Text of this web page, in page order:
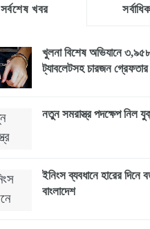
সর্বশেষ খবর
খুলনা বিশেষ অভিযানে ৩,৯৫৮
ট্যাবলেটসহ চারজন গ্রেফতার
নতুন সমরাস্ত্র পদক্ষেপ নিল
ইনিংস ব্যবধানে হারের
বাংলাদেশ